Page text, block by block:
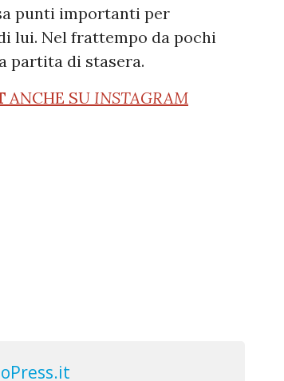
punti importanti per
lui. Nel frattempo da pochi
partita di stasera.
ANCHE SU INSTAGRAM